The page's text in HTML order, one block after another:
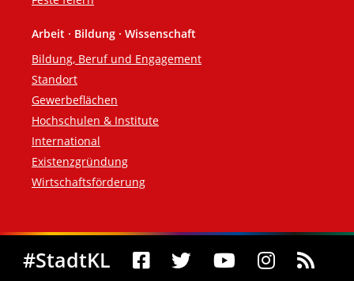
Arbeit · Bildung · Wissenschaft
Bildung, Beruf und Engagement
Standort
Gewerbeflächen
Hochschulen & Institute
International
Existenzgründung
Wirtschaftsförderung
Social Media
#StadtKL